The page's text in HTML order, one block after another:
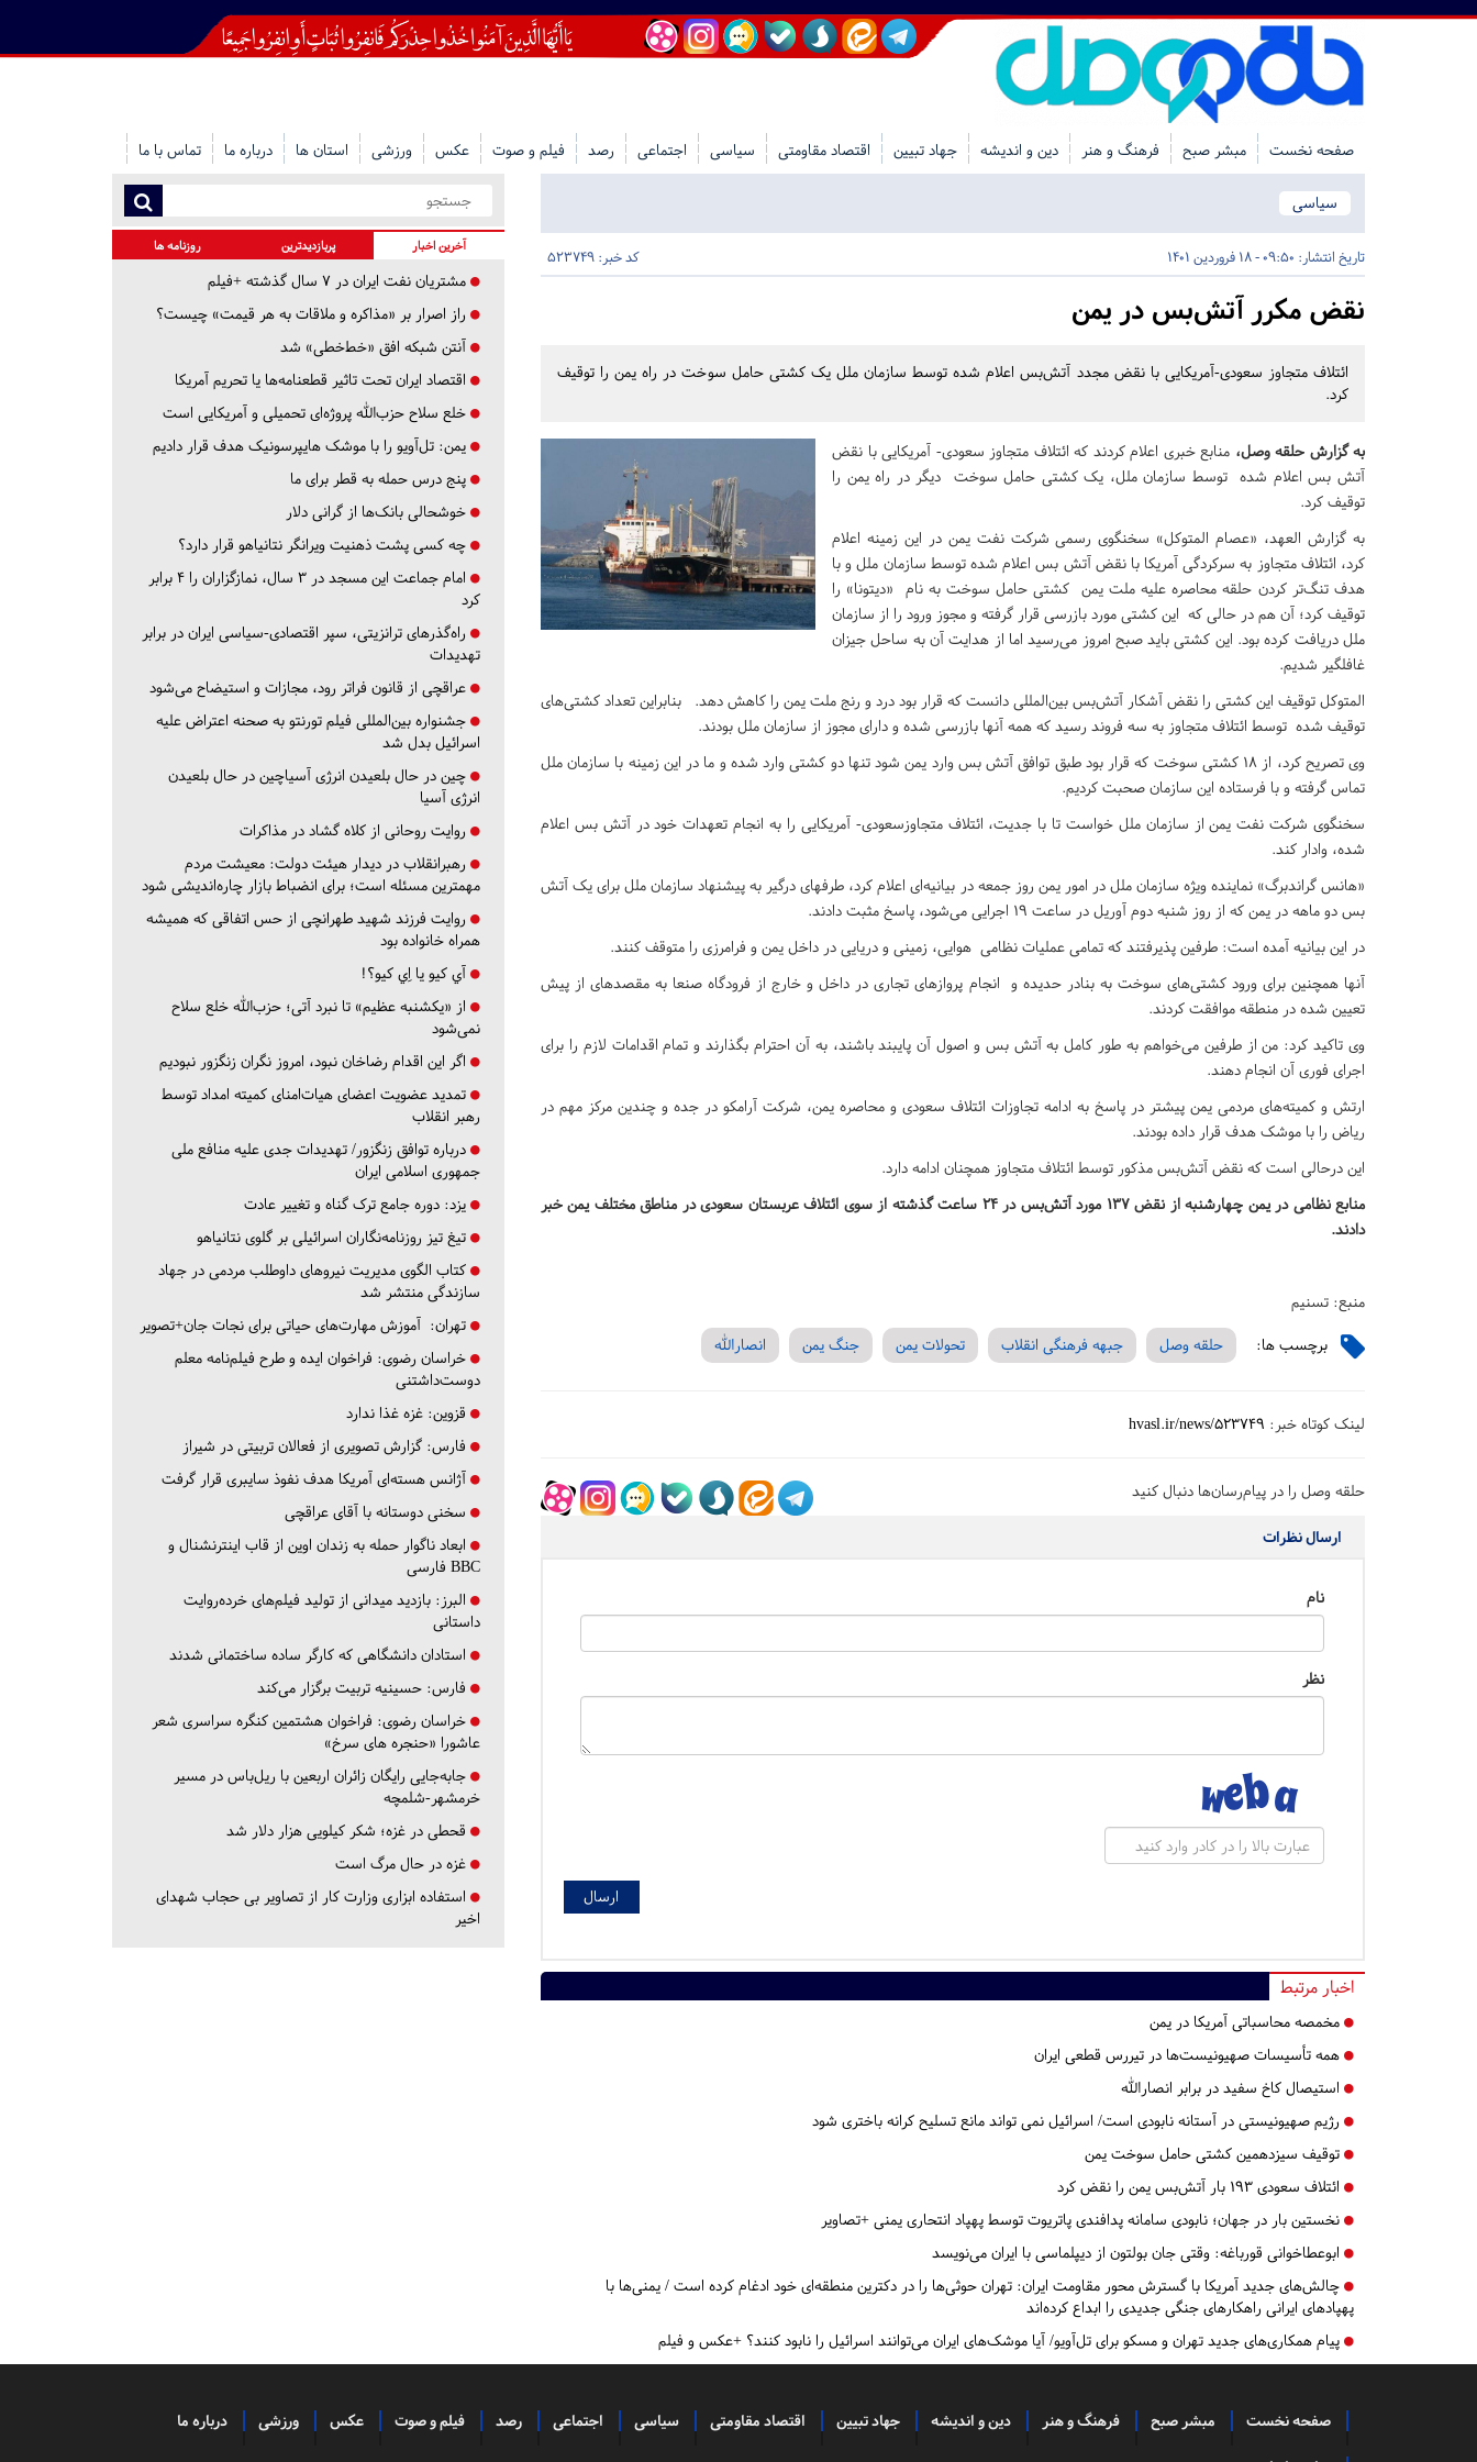
صفحه نخست مبشر صبح فرهنگ و هنر دین و اندیشه جهاد تبیین اقتصاد مقاومتی سیاسی اجتماعی رصد فیلم و صوت عکس ورزشی استان ها درباره ما تماس با ما
سیاسی
تاریخ انتشار: 09:50 - 18 فروردین 1401 کد خبر: 523749
نقض مکرر آتش‌بس در یمن
ائتلاف متجاوز سعودی-آمریکایی با نقض مجدد آتش‌بس اعلام شده توسط سازمان ملل یک کشتی حامل سوخت در راه یمن را توقیف
کرد.
به گزارش حلقه وصل، منابع خبری اعلام کردند که ائتلاف متجاوز سعودی- آمریکایی با نقض
آتش بس اعلام شده توسط سازمان ملل، یک کشتی حامل سوخت دیگر در راه یمن را
توقیف کرد.
به گزارش العهد، «عصام المتوکل» سخنگوی رسمی شرکت نفت یمن در این زمینه اعلام
کرد، ائتلاف متجاوز به سرکردگی آمریکا با نقض آتش بس اعلام شده توسط سازمان ملل و با
هدف تنگ‌تر کردن حلقه محاصره علیه ملت یمن کشتی حامل سوخت به نام «دیتونا» را
توقیف کرد؛ آن هم در حالی که این کشتی مورد بازرسی قرار گرفته و مجوز ورود را از سازمان
ملل دریافت کرده بود. این کشتی باید صبح امروز می‌رسید اما از هدایت آن به ساحل جیزان
غافلگیر شدیم.
المتوکل توقیف این کشتی را نقض آشکار آتش‌بس بین‌المللی دانست که قرار بود درد و رنج ملت یمن را کاهش دهد. بنابراین تعداد کشتی‌های
توقیف شده توسط ائتلاف متجاوز به سه فروند رسید که همه آنها بازرسی شده و دارای مجوز از سازمان ملل بودند.
وی تصریح کرد، از ۱۸ کشتی سوخت که قرار بود طبق توافق آتش بس وارد یمن شود تنها دو کشتی وارد شده و ما در این زمینه با سازمان ملل
تماس گرفته و با فرستاده این سازمان صحبت کردیم.
سخنگوی شرکت نفت یمن از سازمان ملل خواست تا با جدیت، ائتلاف متجاوزسعودی- آمریکایی را به انجام تعهدات خود در آتش بس اعلام
شده، وادار کند.
«هانس گراندبرگ» نماینده ویژه سازمان ملل در امور یمن روز جمعه در بیانیه‌ای اعلام کرد، طرفهای درگیر به پیشنهاد سازمان ملل برای یک آتش
بس دو ماهه در یمن که از روز شنبه دوم آوریل در ساعت ۱۹ اجرایی می‌شود، پاسخ مثبت دادند.
در این بیانیه آمده است: طرفین پذیرفتند که تمامی عملیات نظامی هوایی، زمینی و دریایی در داخل یمن و فرامرزی را متوقف کنند.
آنها همچنین برای ورود کشتی‌های سوخت به بنادر حدیده و انجام پروازهای تجاری در داخل و خارج از فرودگاه صنعا به مقصدهای از پیش
تعیین شده در منطقه موافقت کردند.
وی تاکید کرد: من از طرفین می‌خواهم به طور کامل به آتش بس و اصول آن پایبند باشند، به آن احترام بگذارند و تمام اقدامات لازم را برای
اجرای فوری آن انجام دهند.
ارتش و کمیته‌های مردمی یمن پیشتر در پاسخ به ادامه تجاوزات ائتلاف سعودی و محاصره یمن، شرکت آرامکو در جده و چندین مرکز مهم در
ریاض را با موشک هدف قرار داده بودند.
این درحالی است که نقض آتش‌بس مذکور توسط ائتلاف متجاوز همچنان ادامه دارد.
منابع نظامی در یمن چهارشنبه از نقض ۱۳۷ مورد آتش‌بس در ۲۴ ساعت گذشته از سوی ائتلاف عربستان سعودی در مناطق مختلف یمن خبر
دادند.
منبع: تسنیم
برچسب ها: حلقه وصل جبهه فرهنگی انقلاب تحولات یمن جنگ یمن انصارالله
لینک کوتاه خبر: hvasl.ir/news/523749
حلقه وصل را در پیام‌رسان‌ها دنبال کنید
ارسال نظرات
نام
نظر
اخبار مرتبط
مخمصه محاسباتی آمریکا در یمن
همه تأسیسات صهیونیست‌ها در تیررس قطعی ایران
استیصال کاخ سفید در برابر انصارالله
رژیم صهیونیستی در آستانه نابودی است/ اسرائیل نمی تواند مانع تسلیح کرانه باختری شود
توقیف سیزدهمین کشتی حامل سوخت یمن
ائتلاف سعودی ۱۹۳ بار آتش‌بس یمن را نقض کرد
نخستین بار در جهان؛ نابودی سامانه پدافندی پاتریوت توسط پهپاد انتحاری یمنی +تصاویر
ابوعطاخوانی قورباغه: وقتی جان بولتون از دیپلماسی با ایران می‌نویسد
چالش‌های جدید آمریکا با گسترش محور مقاومت ایران: تهران حوثی‌ها را در دکترین منطقه‌ای خود ادغام کرده است / یمنی‌ها با
پهپادهای ایرانی راهکارهای جنگی جدیدی را ابداع کرده‌اند
پیام همکاری‌های جدید تهران و مسکو برای تل‌آویو/ آیا موشک‌های ایران می‌توانند اسرائیل را نابود کنند؟ +عکس و فیلم
آخرین اخبار پربازدیدترین روزنامه ها
مشتریان نفت ایران در ۷ سال گذشته +فیلم
راز اصرار بر «مذاکره و ملاقات به هر قیمت» چیست؟
آنتن شبکه افق «خط‌خطی» شد
اقتصاد ایران تحت تاثیر قطعنامه‌ها یا تحریم‌ آمریکا
خلع سلاح حزب‌الله پروژه‌ای تحمیلی و آمریکایی است
یمن: تل‌آویو را با موشک هایپرسونیک هدف قرار دادیم
پنج درس‌ حمله به قطر برای ما
خوشحالی بانک‌ها از گرانی دلار
چه کسی پشت ذهنیت ویرانگر نتانیاهو قرار دارد؟
امام جماعت این مسجد در ۳ سال، نمازگزاران را ۴ برابر
کرد
راه‌گذرهای ترانزیتی، سپر اقتصادی-سیاسی ایران در برابر
تهدیدات
عراقچی از قانون فراتر رود، مجازات و استیضاح می‌شود
جشنواره بین‌المللی فیلم تورنتو به صحنه اعتراض علیه
اسرائیل بدل شد
چین در حال بلعیدن انرژی آسیاچین در حال بلعیدن
انرژی آسیا
روایت روحانی از کلاه گشاد در مذاکرات
رهبرانقلاب در دیدار هیئت دولت: معیشت مردم
مهمترین مسئله است؛ برای انضباط بازار چاره‌اندیشی شود
روایت فرزند شهید طهرانچی از حس اتفاقی که همیشه
همراه خانواده بود
آي كيو يا اِي كيو؟!
از «یکشنبه عظیم» تا نبرد آتی؛ حزب‌الله خلع سلاح
نمی‌شود
اگر این اقدام رضاخان نبود، امروز نگران زنگزور نبودیم
تمدید عضویت اعضای هیات‌امنای کمیته امداد توسط
رهبر انقلاب
درباره توافق زنگزور/ تهدیدات جدی علیه منافع ملی
جمهوری اسلامی ایران
یزد: دوره جامع ترک گناه و تغییر عادت
تیغ تیز روزنامه‌نگاران اسرائیلی بر گلوی نتانیاهو
کتاب الگوی مدیریت نیروهای داوطلب مردمی در جهاد
سازندگی منتشر شد
تهران: آموزش مهارت‌های حیاتی برای نجات جان+تصویر
خراسان رضوی: فراخوان ایده و طرح فیلم‌نامه معلم
دوست‌داشتنی
قزوین: غزه غذا ندارد
فارس: گزارش تصویری از فعالان تربیتی در شیراز
آژانس هسته‌ای آمریکا هدف نفوذ سایبری قرار گرفت
سخنی دوستانه با آقای عراقچی
ابعاد ناگوار حمله به زندان اوین از قاب اینترنشنال و
BBC فارسی
البرز: بازدید میدانی از تولید فیلم‌های خرده‌روایت
داستانی
استادان دانشگاهی که کارگر ساده ساختمانی شدند
فارس: حسینیه تربیت برگزار می‌کند
خراسان رضوی: فراخوان هشتمین کنگره سراسری شعر
عاشورا «حنجره های سرخ»
جابه‌جایی رایگان زائران اربعین با ریل‌باس در مسیر
خرمشهر-شلمچه
قحطی در غزه؛ شکر کیلویی هزار دلار شد
غزه در حال مرگ است
استفاده ابزاری وزارت کار از تصاویر بی حجاب شهدای
اخیر
صفحه نخست مبشر صبح فرهنگ و هنر دین و اندیشه جهاد تبیین اقتصاد مقاومتی سیاسی اجتماعی رصد فیلم و صوت عکس ورزشی درباره ما